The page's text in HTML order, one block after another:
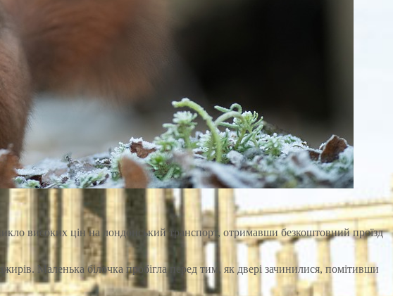
високих цін на лондонський транспорт, отримавши безкоштовний проїзд
Маленька білочка пробігла перед тим, як двері зачинилися, помітивши